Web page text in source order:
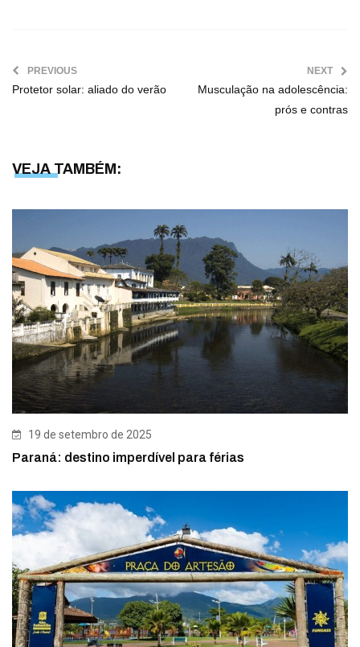
PREVIOUS
Protetor solar: aliado do verão
NEXT
Musculação na adolescência:
prós e contras
VEJA TAMBÉM:
19 de setembro de 2025
Paraná: destino imperdível para férias